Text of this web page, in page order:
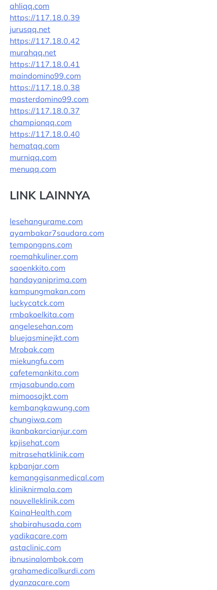
ahliqq.com
https://117.18.0.39
jurusqq.net
https://117.18.0.42
murahqq.net
https://117.18.0.41
maindomino99.com
https://117.18.0.38
masterdomino99.com
https://117.18.0.37
championqq.com
https://117.18.0.40
hematqq.com
murniqq.com
menuqq.com
LINK LAINNYA
lesehangurame.com
ayambakar7saudara.com
tempongpns.com
roemahkuliner.com
saoenkkito.com
handayaniprima.com
kampungmakan.com
luckycatck.com
rmbakoelkita.com
angelesehan.com
bluejasminejkt.com
Mrobak.com
miekungfu.com
cafetemankita.com
rmjasabundo.com
mimoosajkt.com
kembangkawung.com
chungiwa.com
ikanbakarcianjur.com
kpjisehat.com
mitrasehatklinik.com
kpbanjar.com
kemanggisanmedical.com
kliniknirmala.com
nouvelleklinik.com
KainaHealth.com
shabirahusada.com
yadikacare.com
astaclinic.com
ibnusinalombok.com
grahamedicalkurdi.com
dyanzacare.com